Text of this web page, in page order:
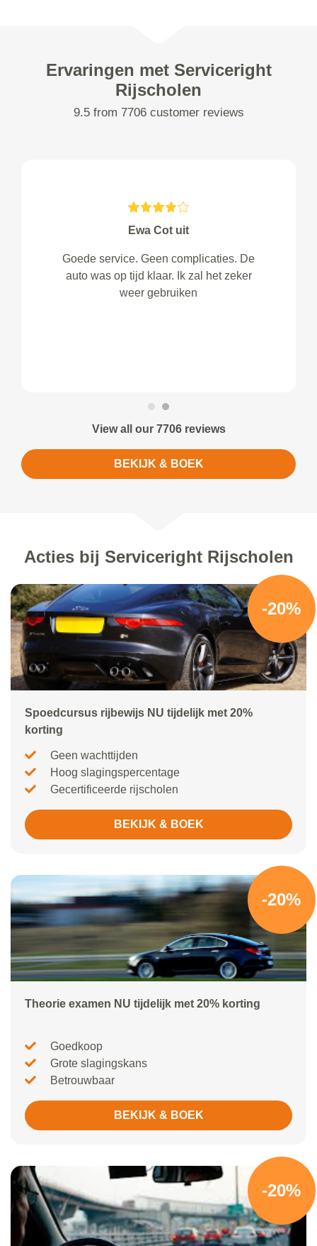
Ervaringen met Serviceright
Rijscholen
9.5 from 7706 customer reviews
Ewa Cot uit
Goede service. Geen complicaties. De
auto was op tijd klaar. Ik zal het zeker
weer gebruiken
View all our 7706 reviews
BEKIJK & BOEK
Acties bij Serviceright Rijscholen
-20%
Spoedcursus rijbewijs NU tijdelijk met 20%
korting
Geen wachttijden
Hoog slagingspercentage
Gecertificeerde rijscholen
BEKIJK & BOEK
-20%
Theorie examen NU tijdelijk met 20% korting
Goedkoop
Grote slagingskans
Betrouwbaar
BEKIJK & BOEK
-20%